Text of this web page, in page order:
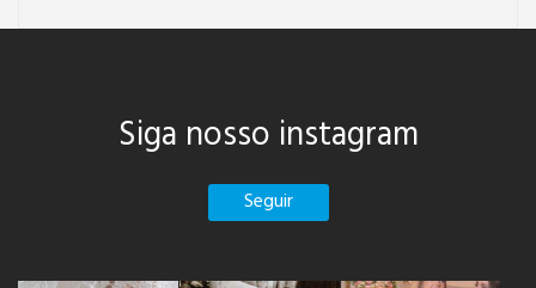
Siga nosso instagram
Seguir